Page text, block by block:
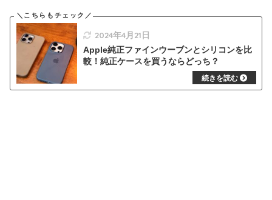
2024年4月21日
Apple純正ファインウーブンとシリコンを比
較！純正ケースを買うならどっち？